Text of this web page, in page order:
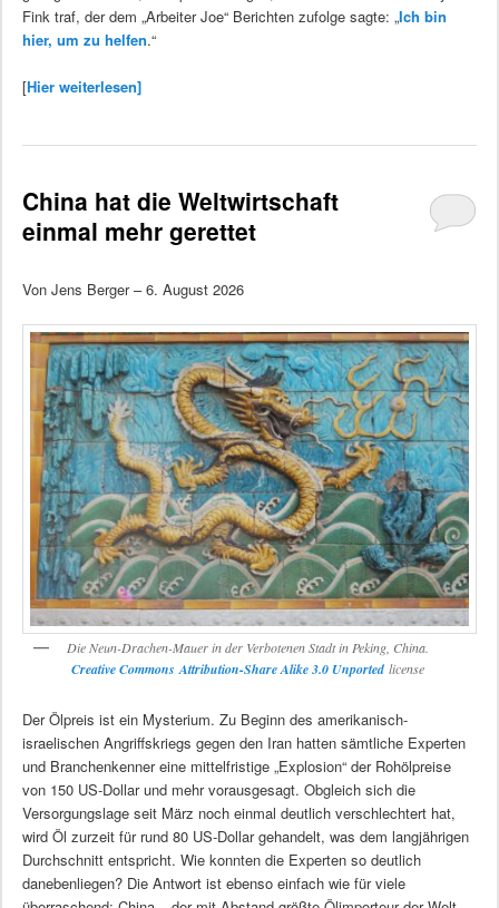
Fink traf, der dem „Arbeiter Joe“ Berichten zufolge sagte: „Ich bin
hier, um zu helfen.“
[Hier weiterlesen]
China hat die Weltwirtschaft
einmal mehr gerettet
Von Jens Berger – 6. August 2026
Die Neun-Drachen-Mauer in der Verbotenen Stadt in Peking, China.
Creative Commons Attribution-Share Alike 3.0 Unportedlicense
Der Ölpreis ist ein Mysterium. Zu Beginn des amerikanisch-
israelischen Angriffskriegs gegen den Iran hatten sämtliche Experten
und Branchenkenner eine mittelfristige „Explosion“ der Rohölpreise
von 150 US-Dollar und mehr vorausgesagt. Obgleich sich die
Versorgungslage seit März noch einmal deutlich verschlechtert hat,
wird Öl zurzeit für rund 80 US-Dollar gehandelt, was dem langjährigen
Durchschnitt entspricht. Wie konnten die Experten so deutlich
danebenliegen? Die Antwort ist ebenso einfach wie für viele